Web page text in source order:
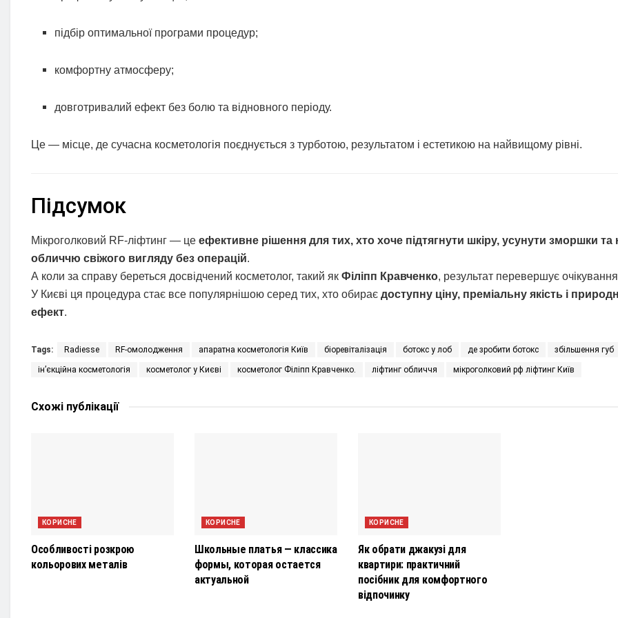
підбір оптимальної програми процедур;
комфортну атмосферу;
довготривалий ефект без болю та відновного періоду.
Це — місце, де сучасна косметологія поєднується з турботою, результатом і естетикою на найвищому рівні.
Підсумок
Мікроголковий RF-ліфтинг — це ефективне рішення для тих, хто хоче підтягнути шкіру, усунути зморшки та
обличчю свіжого вигляду без операцій.
А коли за справу береться досвідчений косметолог, такий як Філіпп Кравченко, результат перевершує
У Києві ця процедура стає все популярнішою серед тих, хто обирає доступну ціну, преміальну якість і
ефект.
Tags: Radiesse RF-омолодження апаратна косметологія Київ біоревіталізація ботокс у лоб де зробити ботокс збільшення губ
ін’єкційна косметологія косметолог у Києві косметолог Філіпп Кравченко. ліфтинг обличчя мікроголковий рф ліфтинг Київ
Схожі публікації
КОРИСНЕ
Особливості розкрою
кольорових металів
КОРИСНЕ
Школьные платья — классика
формы, которая остается
актуальной
КОРИСНЕ
Як обрати джакузі для
квартири: практичний
посібник для комфортного
відпочинку